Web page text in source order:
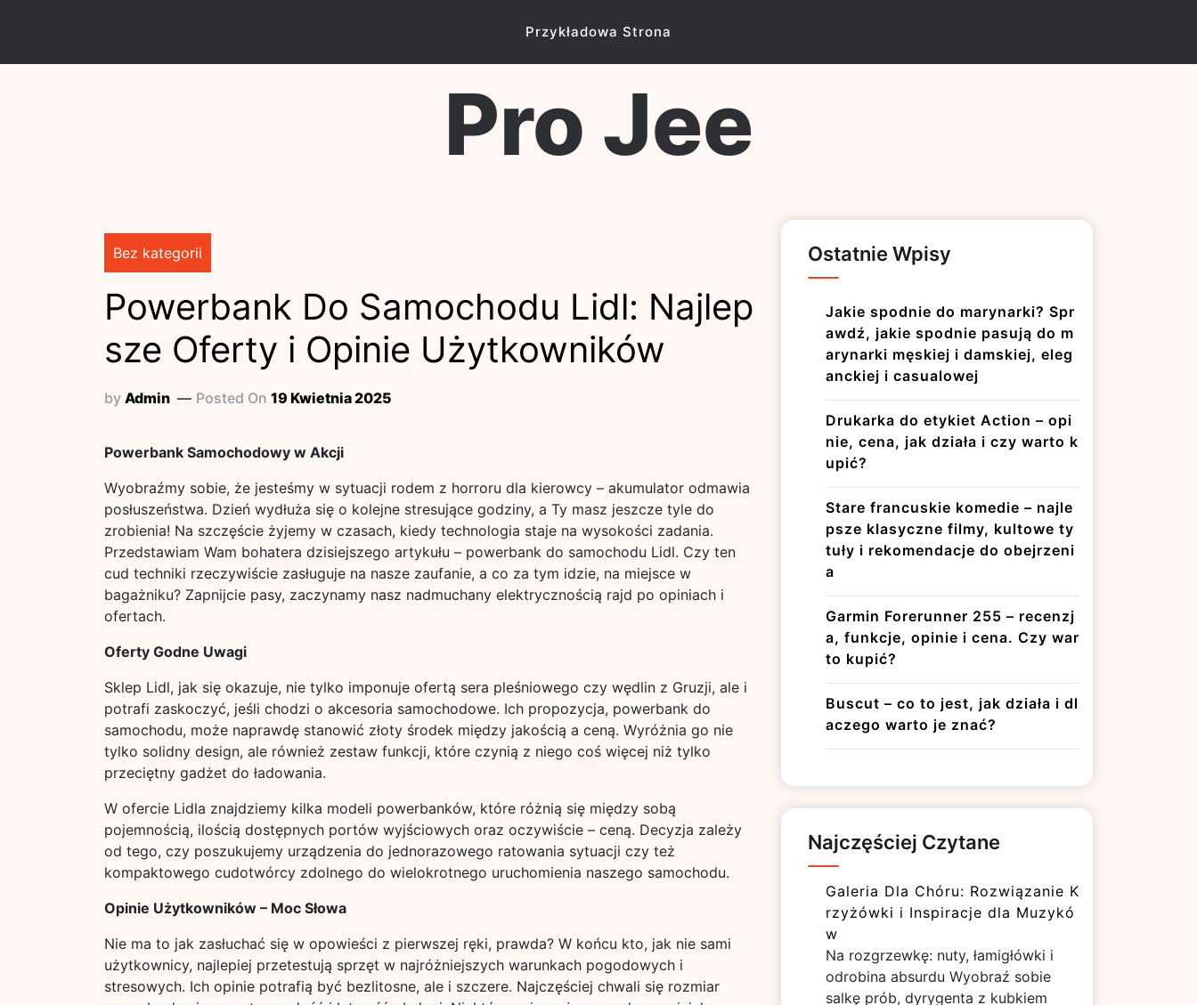
Przykładowa Strona
Pro Jee
Bez kategorii
Powerbank Do Samochodu Lidl: Najlep
sze Oferty i Opinie Użytkowników
by Admin Posted On 19 Kwietnia 2025
Powerbank Samochodowy w Akcji
Wyobraźmy sobie, że jesteśmy w sytuacji rodem z horroru dla kierowcy – akumulator odmawia
posłuszeństwa. Dzień wydłuża się o kolejne stresujące godziny, a Ty masz jeszcze tyle do
zrobienia! Na szczęście żyjemy w czasach, kiedy technologia staje na wysokości zadania.
Przedstawiam Wam bohatera dzisiejszego artykułu – powerbank do samochodu Lidl. Czy ten
cud techniki rzeczywiście zasługuje na nasze zaufanie, a co za tym idzie, na miejsce w
bagażniku? Zapnijcie pasy, zaczynamy nasz nadmuchany elektrycznością rajd po opiniach i
ofertach.
Oferty Godne Uwagi
Sklep Lidl, jak się okazuje, nie tylko imponuje ofertą sera pleśniowego czy wędlin z Gruzji, ale i
potrafi zaskoczyć, jeśli chodzi o akcesoria samochodowe. Ich propozycja, powerbank do
samochodu, może naprawdę stanowić złoty środek między jakością a ceną. Wyróżnia go nie
tylko solidny design, ale również zestaw funkcji, które czynią z niego coś więcej niż tylko
przeciętny gadżet do ładowania.
W ofercie Lidla znajdziemy kilka modeli powerbanków, które różnią się między sobą
pojemnością, ilością dostępnych portów wyjściowych oraz oczywiście – ceną. Decyzja zależy
od tego, czy poszukujemy urządzenia do jednorazowego ratowania sytuacji czy też
kompaktowego cudotwórcy zdolnego do wielokrotnego uruchomienia naszego samochodu.
Opinie Użytkowników – Moc Słowa
Nie ma to jak zasłuchać się w opowieści z pierwszej ręki, prawda? W końcu kto, jak nie sami
użytkownicy, najlepiej przetestują sprzęt w najróżniejszych warunkach pogodowych i
stresowych. Ich opinie potrafią być bezlitosne, ale i szczere. Najczęściej chwali się rozmiar
Ostatnie Wpisy
Jakie spodnie do marynarki? Spr
awdź, jakie spodnie pasują do m
arynarki męskiej i damskiej, eleg
anckiej i casualowej
Drukarka do etykiet Action – opi
nie, cena, jak działa i czy warto k
upić?
Stare francuskie komedie – najle
psze klasyczne filmy, kultowe ty
tuły i rekomendacje do obejrzeni
a
Garmin Forerunner 255 – recenzj
a, funkcje, opinie i cena. Czy war
to kupić?
Buscut – co to jest, jak działa i dl
aczego warto je znać?
Najczęściej Czytane
Galeria Dla Chóru: Rozwiązanie K
rzyżówki i Inspiracje dla Muzykó
w
Na rozgrzewkę: nuty, łamigłówki i
odrobina absurdu Wyobraź sobie
salkę prób, dyrygenta z kubkiem